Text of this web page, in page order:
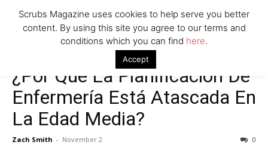
¿Por Qué La Planificación De
Enfermería Está Atascada En
La Edad Media?
Zach Smith - November 2 0
Scrubs Magazine uses cookies to help serve you better
content. By using this site you agree to our terms and
conditions which you can find here.
Accept